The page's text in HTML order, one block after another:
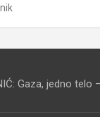
Gaza, jedno telo